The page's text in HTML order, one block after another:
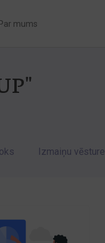
mums
Izmaiņu vēsture